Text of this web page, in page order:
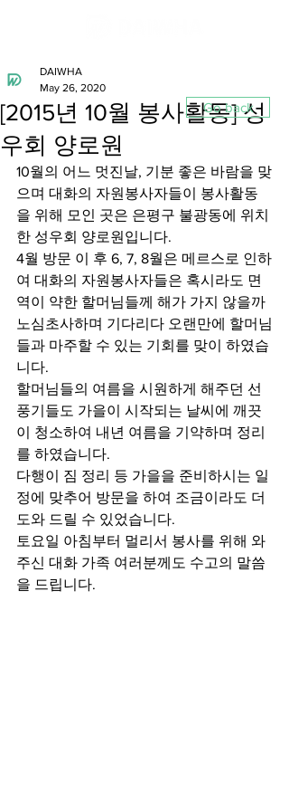
[2015년 10월 봉사활동] 성
우회 양로원
DAIWHA
May 26, 2020
10월의 어느 멋진날, 기분 좋은 바람을 맞
으며 대화의 자원봉사자들이 봉사활동
을 위해 모인 곳은 은평구 불광동에 위치
한 성우회 양로원입니다.
4월 방문 이 후 6, 7, 8월은 메르스로 인하
여 대화의 자원봉사자들은 혹시라도 면
역이 약한 할머님들께 해가 가지 않을까
노심초사하며 기다리다 오랜만에 할머님
들과 마주할 수 있는 기회를 맞이 하였습
니다.
할머님들의 여름을 시원하게 해주던 선
풍기들도 가을이 시작되는 날씨에 깨끗
이 청소하여 내년 여름을 기약하며 정리
를 하였습니다.
다행이 짐 정리 등 가을을 준비하시는 일
정에 맞추어 방문을 하여 조금이라도 더
도와 드릴 수 있었습니다.
토요일 아침부터 멀리서 봉사를 위해 와
주신 대화 가족 여러분께도 수고의 말씀
을 드립니다.
Go back